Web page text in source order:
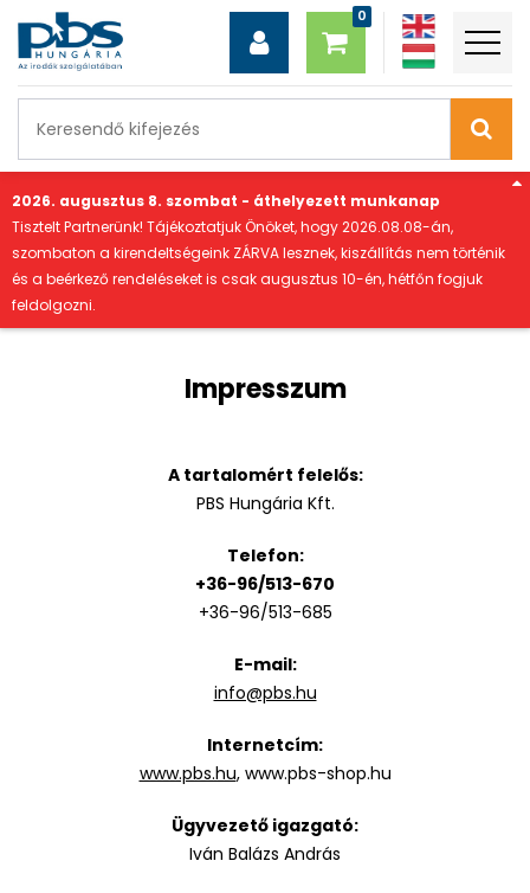
2026. augusztus 8. szombat - áthelyezett munkanap
Tisztelt Partnerünk! Tájékoztatjuk Önöket, hogy 2026.08.08-án,
szombaton a kirendeltségeink ZÁRVA lesznek, kiszállítás nem történik
és a beérkező rendeléseket is csak augusztus 10-én, hétfőn fogjuk
feldolgozni.
Impresszum
A tartalomért felelős:
PBS Hungária Kft.
Telefon:
+36-96/513-670
+36-96/513-685
E-mail:
info@pbs.hu
Internetcím:
www.pbs.hu, www.pbs-shop.hu
Ügyvezető igazgató:
Iván Balázs András